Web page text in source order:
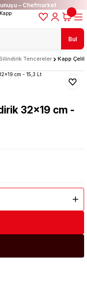
– Chefmarket
Bul
Tencereler Kapp
32x19 cm -